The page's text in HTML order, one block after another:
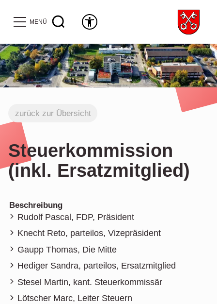
MENÜ
zurück zur Übersicht
Steuerkommission
(inkl. Ersatzmitglied)
Beschreibung
Rudolf Pascal, FDP, Präsident
Knecht Reto, parteilos, Vizepräsident
Gaupp Thomas, Die Mitte
Hediger Sandra, parteilos, Ersatzmitglied
Stesel Martin, kant. Steuerkommissär
Lötscher Marc, Leiter Steuern